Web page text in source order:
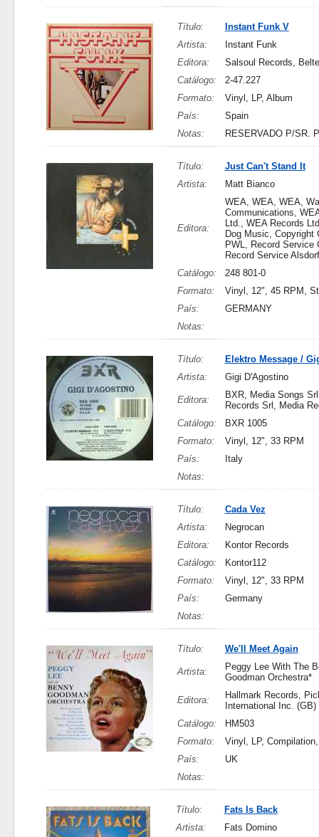
Título:
Instant Funk V
Artista:
Instant Funk
Editora:
Salsoul Records,
Catálogo:
2-47.227
Formato:
Vinyl, LP, Album
País:
Spain
Notas:
RESERVADO P/SR.
Título:
Just Can't Stand It
Artista:
Matt Bianco
Editora:
WEA, WEA, WEA,
Communications,
Ltd., WEA Records
Dog Music, Copyright
PWL, Record Service
Record Service Alsdorf
Catálogo:
248 801-0
Formato:
Vinyl, 12", 45 RPM,
País:
GERMANY
Notas:
Título:
Elektro Message /
Artista:
Gigi D'Agostino
Editora:
BXR, Media Songs
Records Srl, Media
Catálogo:
BXR 1005
Formato:
Vinyl, 12", 33 RPM
País:
Italy
Notas:
Título:
Cada Vez
Artista:
Negrocan
Editora:
Kontor Records
Catálogo:
Kontor112
Formato:
Vinyl, 12", 33 RPM
País:
Germany
Notas:
Título: We'll Meet Again
Artista:
Peggy Lee With The
Goodman Orchestra*
Editora:
Hallmark Records,
International Inc. (GB)
Catálogo:
HM503
Formato:
Vinyl, LP,
País:
UK
Notas:
Título:
Fats Is Back
Artista:
Fats Domino